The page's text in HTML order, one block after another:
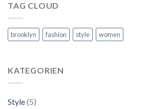
TAG CLOUD
brooklyn fashion style women
KATEGORIEN
Style(5)